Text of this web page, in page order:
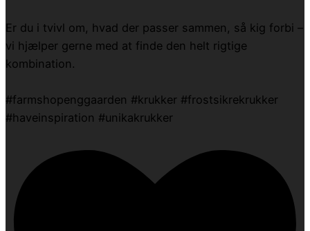
Er du i tvivl om, hvad der passer sammen, så kig forbi –
vi hjælper gerne med at finde den helt rigtige
kombination.
#farmshopenggaarden #krukker #frostsikrekrukker
#haveinspiration #unikakrukker